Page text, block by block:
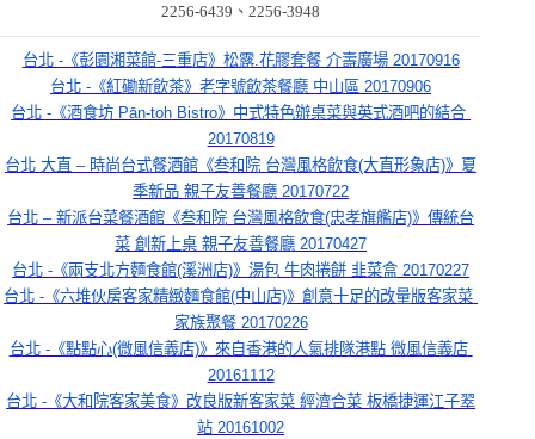
2256-6439 、2256-3948
台北 -《彭園湘菜館-三重店》松露.花膠套餐 介壽廣場 20170916
台北 -《紅磡新飲茶》老字號飲茶餐廳 中山區 20170906
台北 -《酒食坊 Pān-toh Bistro》中式特色辦桌菜與英式酒吧的結合
20170819
台北 大直 – 時尚台式餐酒館《叁和院 台灣風格飲食(大直形象店)》夏
季新品 親子友善餐廳 20170722
台北 – 新派台菜餐酒館《叁和院 台灣風格飲食(忠孝旗艦店)》傳統台
菜 創新上桌 親子友善餐廳 20170427
台北 -《兩支北方麵食館(溪洲店)》湯包 牛肉捲餅 韭菜盒 20170227
台北 -《六堆伙房客家精緻麵食館(中山店)》創意十足的改量版客家菜
家族聚餐 20170226
台北 -《點點心(微風信義店)》來自香港的人氣排隊港點 微風信義店
20161112
台北 -《大和院客家美食》改良版新客家菜 經濟合菜 板橋捷運江子翠
站 20161002